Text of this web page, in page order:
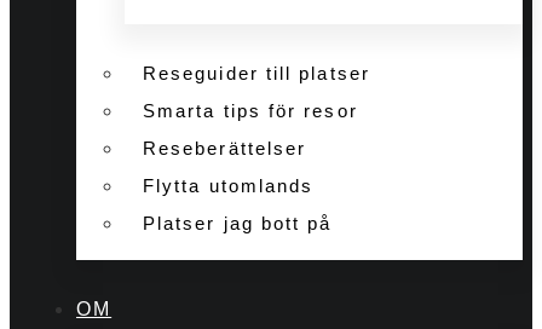
Reseguider till platser
Smarta tips för resor
Reseberättelser
Flytta utomlands
Platser jag bott på
OM